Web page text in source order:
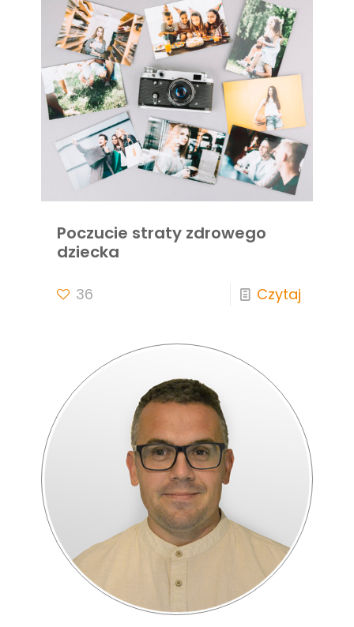
Poczucie straty zdrowego
dziecka
36 Czytaj